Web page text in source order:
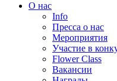
О нас
Info
Пресса о нас
Мероприятия
Участие в
Flower Class
Вакансии